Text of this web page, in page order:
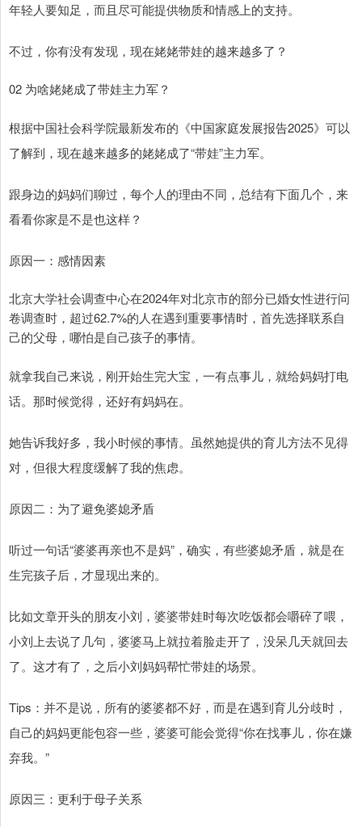
年轻人要知足，而且尽可能提供物质和情感上的支持。
不过，你有没有发现，现在姥姥带娃的越来越多了？
02 为啥姥姥成了带娃主力军？
根据中国社会科学院最新发布的《中国家庭发展报告2025》可以
了解到，现在越来越多的姥姥成了“带娃”主力军。
跟身边的妈妈们聊过，每个人的理由不同，总结有下面几个，来
看看你家是不是也这样？
原因一：感情因素
北京大学社会调查中心在2024年对北京市的部分已婚女性进行问
卷调查时，超过62.7%的人在遇到重要事情时，首先选择联系自
己的父母，哪怕是自己孩子的事情。
就拿我自己来说，刚开始生完大宝，一有点事儿，就给妈妈打电
话。那时候觉得，还好有妈妈在。
她告诉我好多，我小时候的事情。虽然她提供的育儿方法不见得
对，但很大程度缓解了我的焦虑。
原因二：为了避免婆媳矛盾
听过一句话“婆婆再亲也不是妈”，确实，有些婆媳矛盾，就是在
生完孩子后，才显现出来的。
比如文章开头的朋友小刘，婆婆带娃时每次吃饭都会嚼碎了喂，
小刘上去说了几句，婆婆马上就拉着脸走开了，没呆几天就回去
了。这才有了，之后小刘妈妈帮忙带娃的场景。
Tips：并不是说，所有的婆婆都不好，而是在遇到育儿分歧时，
自己的妈妈更能包容一些，婆婆可能会觉得“你在找事儿，你在嫌
弃我。”
原因三：更利于母子关系